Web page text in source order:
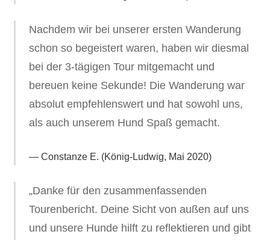
Nachdem wir bei unserer ersten Wanderung
schon so begeistert waren, haben wir diesmal
bei der 3-tägigen Tour mitgemacht und
bereuen keine Sekunde! Die Wanderung war
absolut empfehlenswert und hat sowohl uns,
als auch unserem Hund Spaß gemacht.
Constanze E. (König-Ludwig, Mai 2020)
„Danke für den zusammenfassenden
Tourenbericht. Deine Sicht von außen auf uns
und unsere Hunde hilft zu reflektieren und gibt